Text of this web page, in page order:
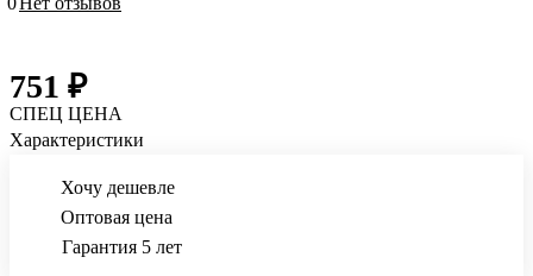
751 ₽
СПЕЦ ЦЕНА
Характеристики
Хочу дешевле
Оптовая цена
Гарантия 5 лет